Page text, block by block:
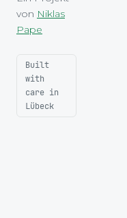
von Niklas
Pape
Built
with
care in
Lübeck